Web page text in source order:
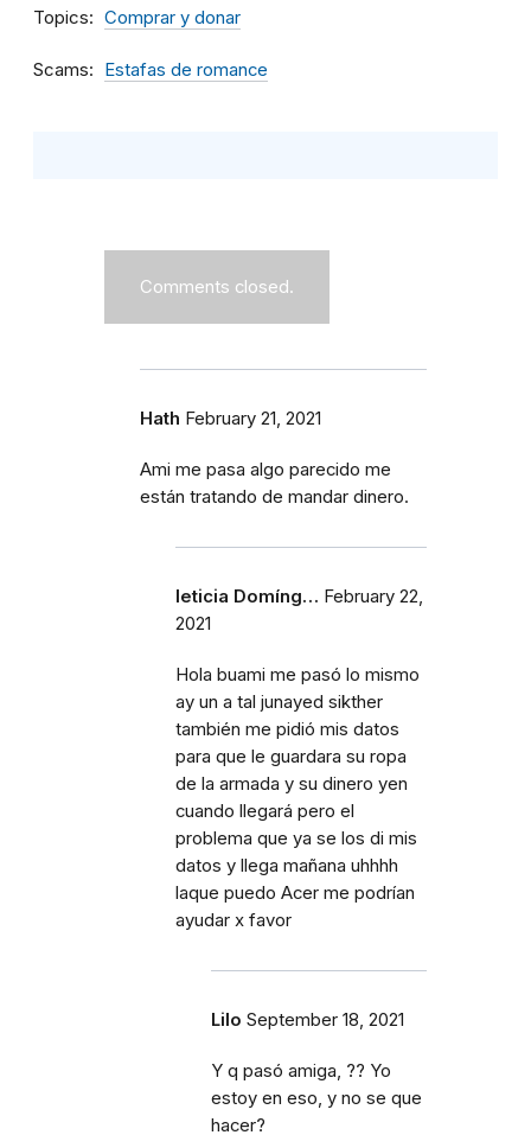
Topics Comprar y donar
Scams Estafas de romance
Comments closed.
Hath February 21, 2021
Ami me pasa algo parecido me
están tratando de mandar dinero.
leticia Domíng… February 22,
2021
Hola buami me pasó lo mismo
ay un a tal junayed sikther
también me pidió mis datos
para que le guardara su ropa
de la armada y su dinero yen
cuando llegará pero el
problema que ya se los di mis
datos y llega mañana uhhhh
laque puedo Acer me podrían
ayudar x favor
Lilo September 18, 2021
Y q pasó amiga, ?? Yo
estoy en eso, y no se que
hacer?